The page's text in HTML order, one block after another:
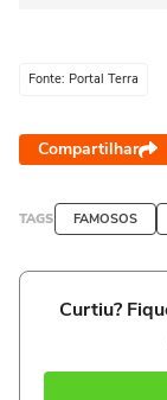
Fonte: Portal Terra
Compartilhar
TAGS FAMOSOS
Curtiu?